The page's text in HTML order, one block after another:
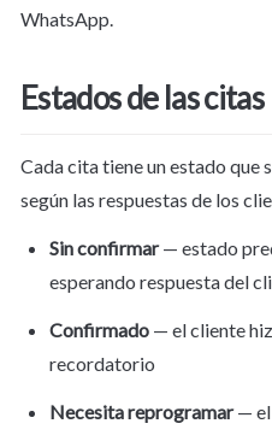
WhatsApp.
Estados de las citas
Cada cita tiene un estado
según las respuestas de los
Sin confirmar — estado
esperando respuesta del
Confirmado — el cliente
recordatorio
Necesita reprogramar — el